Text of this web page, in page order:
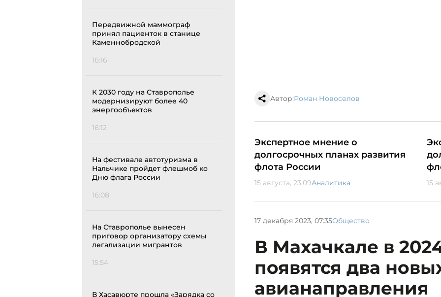
Передвижной маммограф
принял пациенток в станице
Каменнобродской
16:16
К 2030 году на Ставрополье
модернизируют более 40
энергообъектов
16:12
На фестивале автотуризма в
Нальчике пройдет флешмоб ко
Дню флага России
16:08
На Ставрополье вынесен
приговор организатору схемы
легализации мигрантов
15:54
В Хасавюрте прошла «Зарядка со
Автор:Роман Новоселов
Экспертное мнение о
долгосрочных планах развития
флота России
15 августа, 23:09Аналитика 15
17 декабря 2023, 07:35Общество
В Махачкале в
появятся два
авианаправления